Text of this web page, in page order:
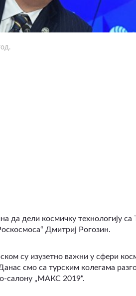
да дели космичку технологију
Дмитриј Рогозин.
су изузетно важни у сфери
смо са турским колегама
салону „МАКС 2019“.